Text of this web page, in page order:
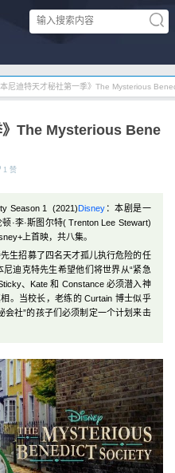
尼迪特天才秘社第一季》The Mysterious
》The Mysterious Bene
1 赞
Season 1 (2021)Disney ：本剧是一
·李·斯图尔特( Trenton Lee Stewart)
上首映，共八集。
生招募了四名天才孤儿执行危险的任
迪克特先生希望他们将世界从“紧急
、Kate 和 Constance 必须潜入神
。当校长，老练的 Curtain 博士似乎
会社”的孩子们必须制定一个计划来击